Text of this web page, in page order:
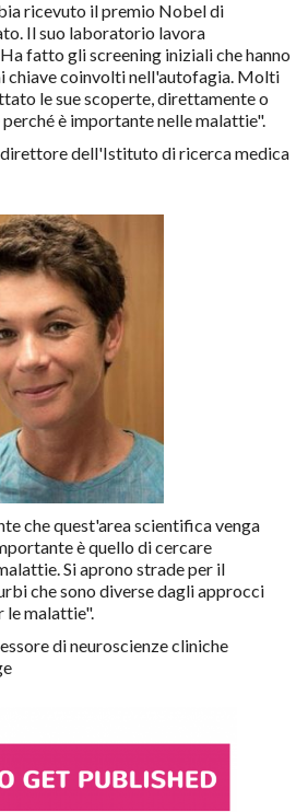
ricevuto il premio Nobel di
Il suo laboratorio lavora
fatto gli screening iniziali che hanno
chiave coinvolti nell'autofagia. Molti
le sue scoperte, direttamente o
è importante nelle malattie".
dell'Istituto di ricerca medica
che quest'area scientifica venga
è quello di cercare
Si aprono strade per il
che sono diverse dagli approcci
le malattie".
di neuroscienze cliniche